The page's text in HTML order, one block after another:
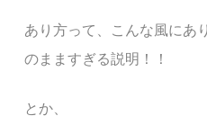
あり方って、こんな風にあ
のまますぎる説明！！
とか、